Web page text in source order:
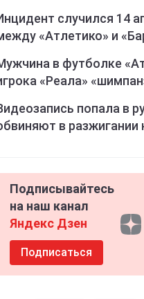
случился 14
«Атлетико» и
в футболке
«Реала»
попала в
в разжигании
Подписывайтесь
на наш канал
Яндекс Дзен
Подписаться